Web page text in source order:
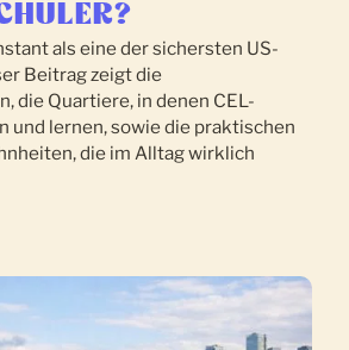
als eine der sichersten US-
Beitrag zeigt die
die Quartiere, in denen CEL-
und lernen, sowie die praktischen
die im Alltag wirklich